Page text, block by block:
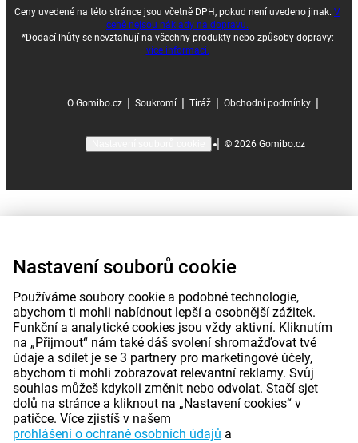
Ceny uvedené na této stránce jsou včetně DPH, pokud není uvedeno jinak. V
ceně nejsou náklady na dopravu.
*Dodací lhůty se nevztahují na všechny produkty nebo způsoby dopravy:
více informací.
O Gomibo.cz Soukromí Tiráž Obchodní podmínky
| © 2026 Gomibo.cz
Nastavení souborů cookie
Používáme soubory cookie a podobné technologie,
abychom ti mohli nabídnout lepší a osobnější zážitek.
Funkční a analytické cookies jsou vždy aktivní. Kliknutím
na „Přijmout“ nám také dáš svolení shromažďovat tvé
údaje a sdílet je se 3 partnery pro marketingové účely,
abychom ti mohli zobrazovat relevantní reklamy. Svůj
souhlas můžeš kdykoli změnit nebo odvolat. Stačí sjet
dolů na stránce a kliknout na „Nastavení cookies“ v
patičce. Více zjistíš v našem
prohlášení o ochraně osobních údajů a